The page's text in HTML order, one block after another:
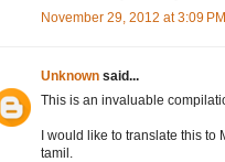
November 29, 2012 at 3:09 PM
Unknown said...
This is an invaluable
I would like to translate this to
tamil.